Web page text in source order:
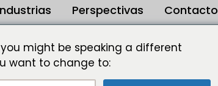
Perspectivas Contacto
al 2032
might be speaking a different
want to change to: